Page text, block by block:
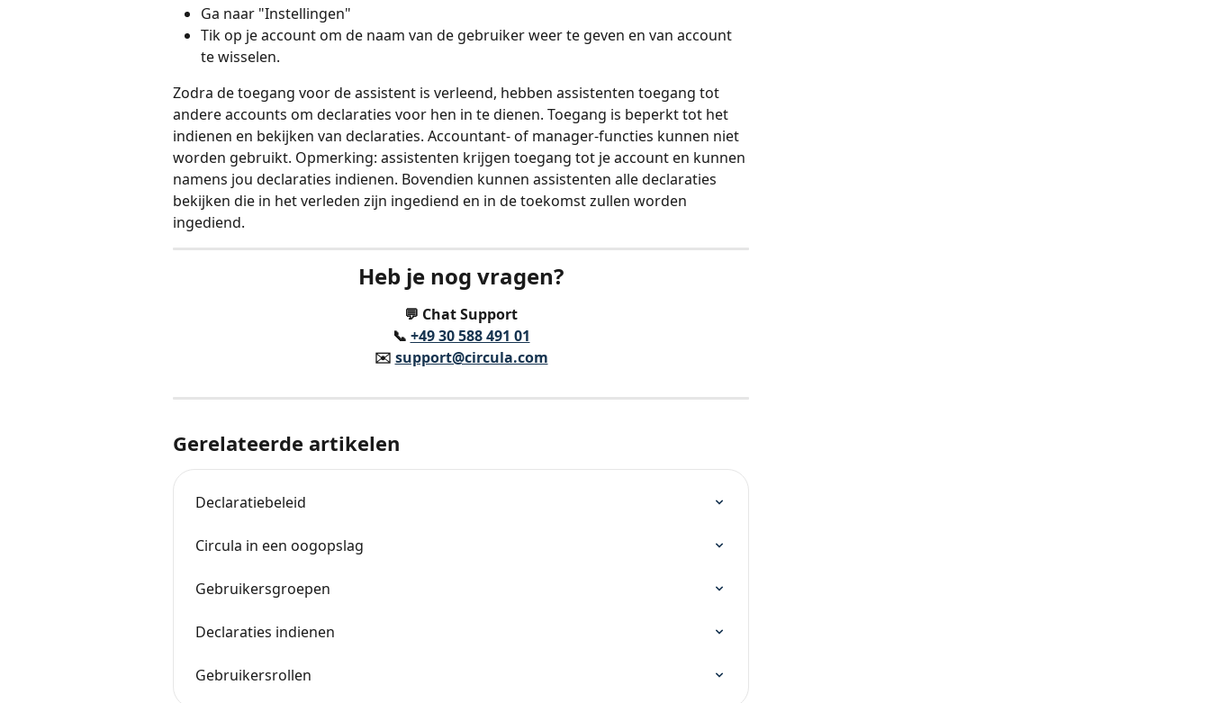
Ga naar "Instellingen"
Tik op je account om de naam van de gebruiker weer te geven en van account
te wisselen.
Zodra de toegang voor de assistent is verleend, hebben assistenten toegang tot
andere accounts om declaraties voor hen in te dienen. Toegang is beperkt tot het
indienen en bekijken van declaraties. Accountant- of manager-functies kunnen niet
worden gebruikt. Opmerking: assistenten krijgen toegang tot je account en kunnen
namens jou declaraties indienen. Bovendien kunnen assistenten alle declaraties
bekijken die in het verleden zijn ingediend en in de toekomst zullen worden
ingediend.
Heb je nog vragen?
💬 Chat Support
📞 +49 30 588 491 01
✉️️ support@circula.com
Gerelateerde artikelen
Declaratiebeleid
Circula in een oogopslag
Gebruikersgroepen
Declaraties indienen
Gebruikersrollen